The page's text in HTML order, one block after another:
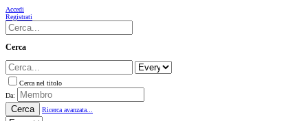
Accedi
Registrati
Cerca
Cerca nel titolo
Da:
Cerca Ricerca avanzata...